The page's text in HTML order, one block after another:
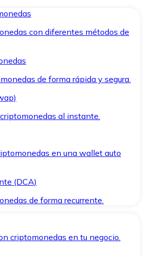
con diferentes métodos de
de forma rápida y segura.
al instante.
en una wallet auto
(DCA)
de forma recurrente.
criptomonedas en tu negocio.